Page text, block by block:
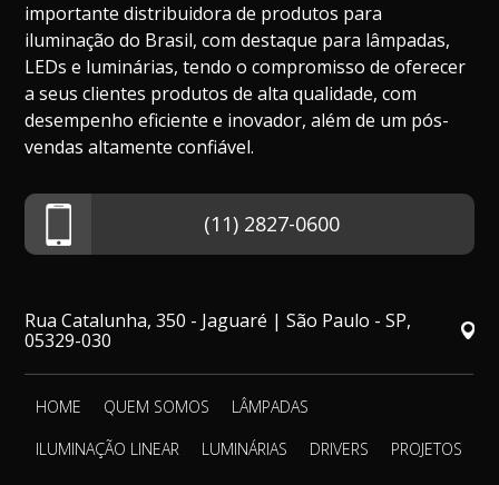
importante distribuidora de produtos para
iluminação do Brasil, com destaque para lâmpadas,
LEDs e luminárias, tendo o compromisso de oferecer
a seus clientes produtos de alta qualidade, com
desempenho eficiente e inovador, além de um pós-
vendas altamente confiável.
(11) 2827-0600
Rua Catalunha, 350 - Jaguaré | São Paulo - SP,
05329-030
HOME QUEM SOMOS
LÂMPADAS
ILUMINAÇÃO LINEAR
LUMINÁRIAS DRIVERS
PROJETOS